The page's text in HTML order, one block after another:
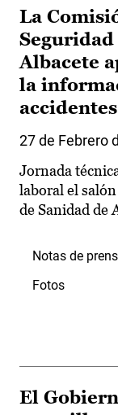
La
Albacete
la
accidentes
27 de Febrero
Jornada
laboral el
de Sanidad de
Notas de
Fotos
El